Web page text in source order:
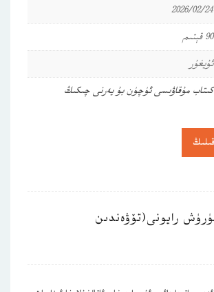
2026/02/24
90 قېتىم
ئۇيغۇر
كىتاب مۇقاۋىسى ئۈچۈن بۇ يەرنى چىكىڭ
رايونى(تۆۋەندىن